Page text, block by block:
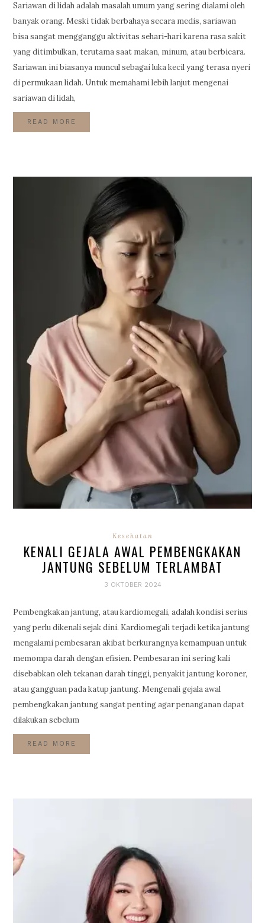
Sariawan di lidah adalah masalah umum yang sering dialami oleh
banyak orang. Meski tidak berbahaya secara medis, sariawan
bisa sangat mengganggu aktivitas sehari-hari karena rasa sakit
yang ditimbulkan, terutama saat makan, minum, atau berbicara.
Sariawan ini biasanya muncul sebagai luka kecil yang terasa nyeri
di permukaan lidah. Untuk memahami lebih lanjut mengenai
sariawan di lidah,
READ MORE
Kesehatan
KENALI GEJALA AWAL PEMBENGKAKAN
JANTUNG SEBELUM TERLAMBAT
3 OKTOBER 2024
Pembengkakan jantung, atau kardiomegali, adalah kondisi serius
yang perlu dikenali sejak dini. Kardiomegali terjadi ketika jantung
mengalami pembesaran akibat berkurangnya kemampuan untuk
memompa darah dengan efisien. Pembesaran ini sering kali
disebabkan oleh tekanan darah tinggi, penyakit jantung koroner,
atau gangguan pada katup jantung. Mengenali gejala awal
pembengkakan jantung sangat penting agar penanganan dapat
dilakukan sebelum
READ MORE